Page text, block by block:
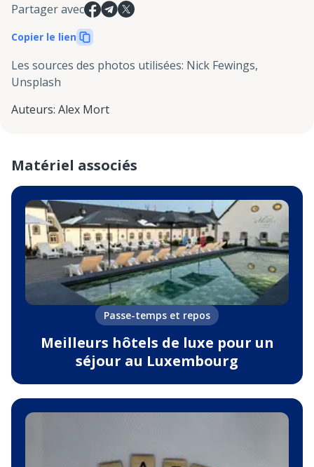
Partager avec
Copier le lien
Les sources des photos utilisées: Nick Fewings,
Unsplash
Auteurs: Alex Mort
Matériel associés
Passe-temps et repos
Meilleurs hôtels de luxe pour un
séjour au Luxembourg